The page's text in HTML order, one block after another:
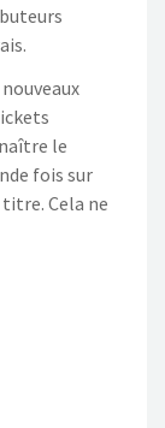
le
fois sur
Cela ne